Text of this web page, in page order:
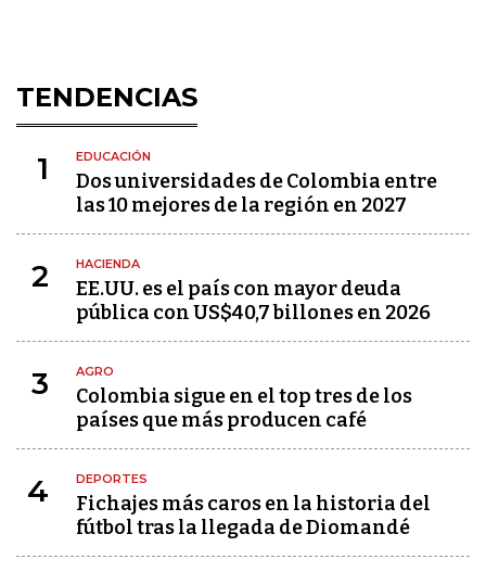
TENDENCIAS
1 EDUCACIÓN
Dos universidades de Colombia entre
las 10 mejores de la región en 2027
2 HACIENDA
EE.UU. es el país con mayor deuda
pública con US$40,7 billones en 2026
3 AGRO
Colombia sigue en el top tres de los
países que más producen café
4 DEPORTES
Fichajes más caros en la historia del
fútbol tras la llegada de Diomandé